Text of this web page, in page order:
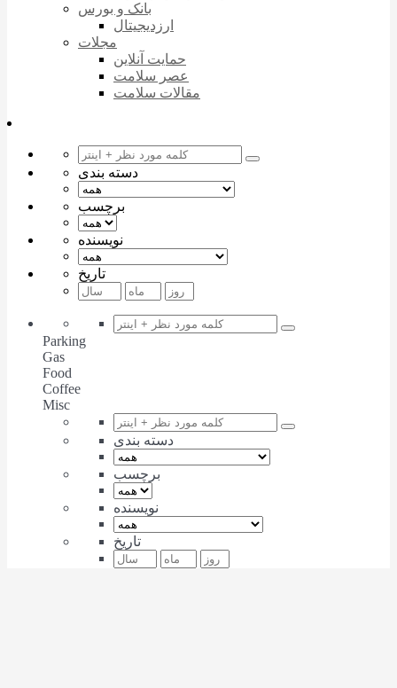
بانک و بورس
ارزدیجیتال
مجلات
حمایت آنلاین
عصر سلامت
مقالات سلامت
دسته بندی
برچسب
نویسنده
تاریخ
Parking
Gas
Food
Coffee
Misc
دسته بندی
برچسب
نویسنده
تاریخ